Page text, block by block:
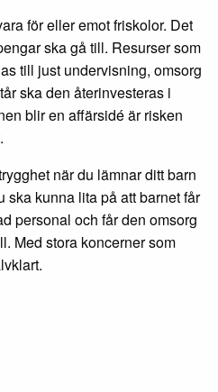
för eller emot friskolor. Det
ska gå till. Resurser som
till just undervisning, omsorg
ska den återinvesteras i
blir en affärsidé är risken
när du lämnar ditt barn
kunna lita på att barnet får
personal och får den omsorg
Med stora koncerner som